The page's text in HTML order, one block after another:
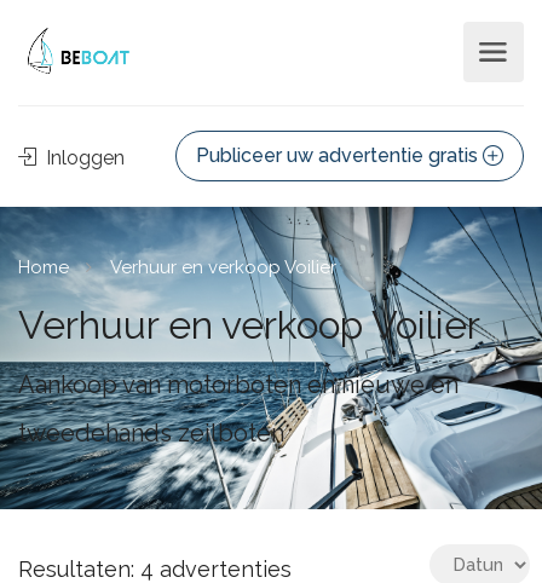
Inloggen Publiceer uw advertentie gratis
Home Verhuur en verkoop Voilier
Verhuur en verkoop Voilier
Aankoop van motorboten en nieuwe en
tweedehands zeilboten
Resultaten: 4 advertenties